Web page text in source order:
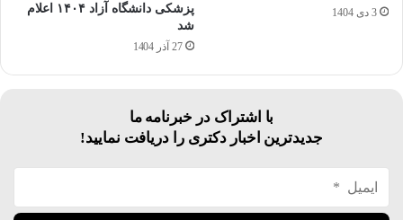
3 دی 1404
پزشکی دانشگاه آزاد ۱۴۰۴ اعلام
شد
27 آذر 1404
با اشتراک در خبرنامه ما
جدیدترین اخبار دکتری را دریافت نمایید!